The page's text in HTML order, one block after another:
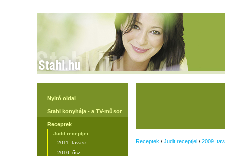
Nyitó oldal
Stahl konyhája - a TV-műsor
Receptek
Judit receptjei
2011. tavasz
2010. ősz
Receptek / Judit receptjei/ 2009.